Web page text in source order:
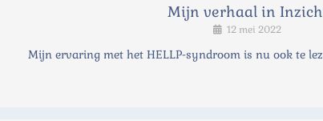
Mijn verhaal in
12 mei 2022
Mijn ervaring met het HELLP-syndroom is nu ook te